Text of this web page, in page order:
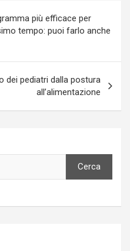
più efficace per
tempo: puoi farlo anche
dei pediatri dalla postura
all’alimentazione
Cerca